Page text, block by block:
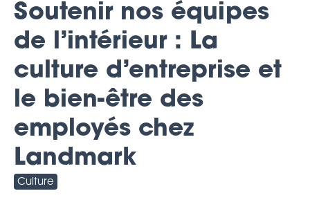
Soutenir nos équipes
de l’intérieur : La
culture d’entreprise et
le bien-être des
employés chez
Landmark
Culture